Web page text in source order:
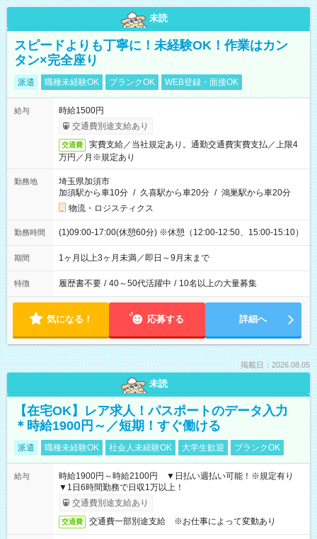
未読
スピードよりも丁寧に！未経験OK！作業はカン
タン×完全座り
派遣 職種未経験OK ブランクOK WEB登録・面接OK
給与
時給1500円
交通費別途支給あり
交通費
実費支給／当社規定あり。通勤交通費実費支払／上限4
万円／月※規定あり
勤務地
埼玉県加須市
加須駅から車10分 / 久喜駅から車20分 / 鴻巣駅から車20分
物流・ロジスティクス
勤務時間 (1)09:00-17:00(休憩60分) ※休憩（12:00-12:50、15:00-15:10）
期間 1ヶ月以上3ヶ月未満／即日～9月末まで
特徴 履歴書不要 / 40～50代活躍中 / 10名以上の大量募集
気になる！ 応募する 詳細へ
掲載日：2026.08.05
未読
【在宅OK】レア求人！パスポートのデータ入力
＊時給1900円～／短期！すぐ働ける
派遣 職種未経験OK 社会人未経験OK 大学生歓迎 ブランクOK
給与
時給1900円～時給2100円 ▼日払い週払い可能！※規定有り
▼1日6時間勤務で日収1万以上！
交通費別途支給あり
交通費 交通費一部別途支給 ※お仕事によって変動あり